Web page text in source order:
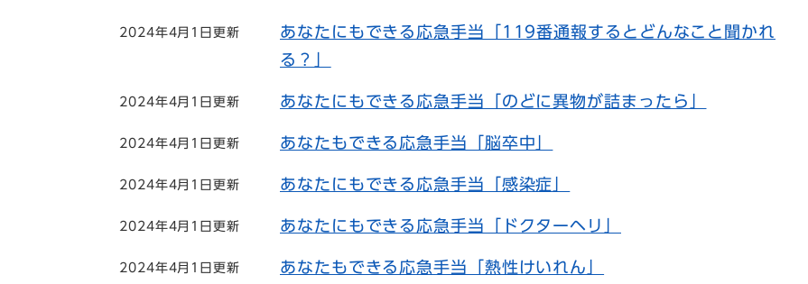
2024年4月1日更新
あなたにもできる応急手当「119番通報するとどんなこと聞かれ
る？」
2024年4月1日更新 あなたにもできる応急手当「のどに異物が詰まったら」
2024年4月1日更新 あなたもできる応急手当「脳卒中」
2024年4月1日更新 あなたにもできる応急手当「感染症」
2024年4月1日更新 あなたにもできる応急手当「ドクターヘリ」
2024年4月1日更新 あなたもできる応急手当「熱性けいれん」